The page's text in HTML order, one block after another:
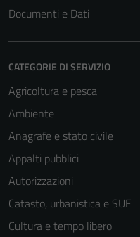
Documenti e Dati
CATEGORIE DI SERVIZIO
Agricoltura e pesca
Ambiente
Anagrafe e stato civile
Appalti pubblici
Autorizzazioni
Catasto, urbanistica e SUE
Cultura e tempo libero